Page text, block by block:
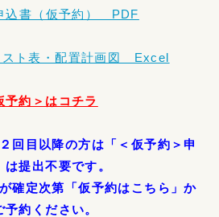
込書（仮予約）＿PDF
ト表・配置計画図＿Excel
予約＞はコチラ
回目以降の方は「＜仮予約＞申
は提出不要です。
確定次第「仮予約はこちら」か
予約ください。